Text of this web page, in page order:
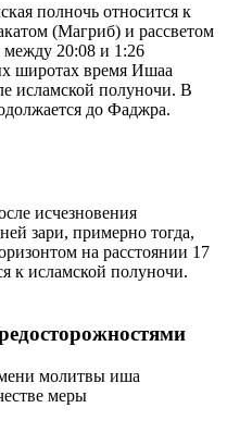
полночь относится к
(Магриб) и рассветом
20:08 и 1:26
широтах время Ишаа
исламской полуночи. В
до Фаджра.
исчезновения
зари, примерно тогда,
на расстоянии 17
к исламской полуночи.
молитвы иша
меры